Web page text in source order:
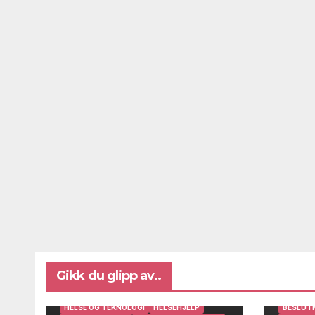
Gikk du glipp av..
BRUKERINNSIKT OG BRUKERMEDVIRKNING
DIGITAL AVSTANDSOPPFØLGING
HELSE OG TEKNOLOGI
HELSEHJELP